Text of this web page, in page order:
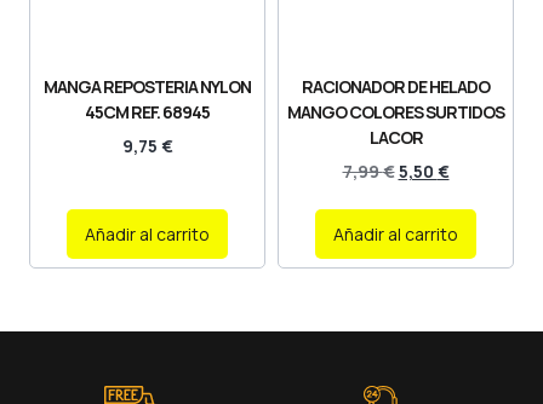
MANGA REPOSTERIA NYLON
45CM REF. 68945
9,75 €
Añadir al carrito
RACIONADOR DE HELADO
MANGO COLORES SURTIDOS
LACOR
7,99€5,50 €
Añadir al carrito